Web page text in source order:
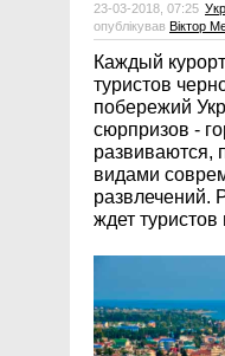
23-03-2018, 07:25
опублікував Віктор
Каждый
туристов
побережий
сюрпризов -
развиваются,
видами
развлечений.
ждет